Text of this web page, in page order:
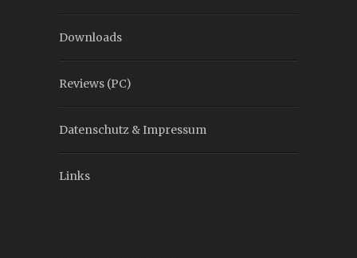
Downloads
Reviews (PC)
Datenschutz & Impressum
Links